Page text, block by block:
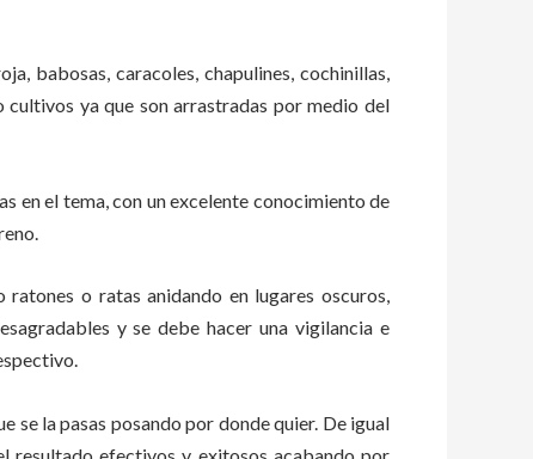
babosas, caracoles, chapulines, cochinillas,
cultivos ya que son arrastradas por medio del
en el tema, con un excelente conocimiento de
o ratas anidando en lugares oscuros,
y se debe hacer una vigilancia e
se la pasas posando por donde quier. De igual